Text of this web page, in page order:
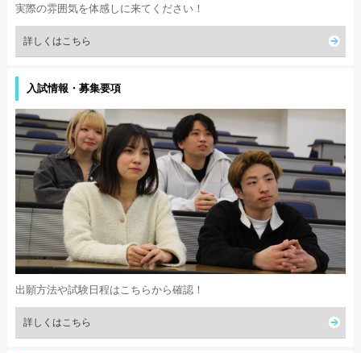
実際の雰囲気を体感しに来てください！
詳しくはこちら
入試情報・募集要項
出願方法や試験日程はこちらから確認！
詳しくはこちら